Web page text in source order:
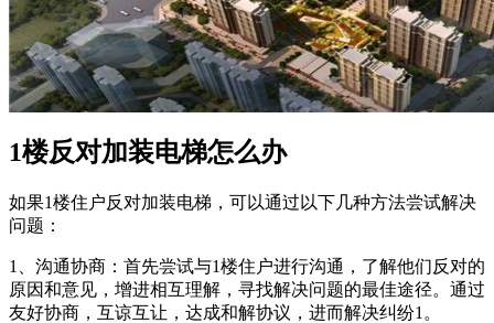
1楼反对加装电梯怎么办
如果1楼住户反对加装电梯，可以通过以下几种方法尝试解决
问题‌：
1、‌沟通协商‌：首先尝试与1楼住户进行沟通，了解他们反对的
原因和意见，增进相互理解，寻找解决问题的最佳途径。通过
友好协商，互谅互让，达成和解协议，进而解决纠纷‌1。